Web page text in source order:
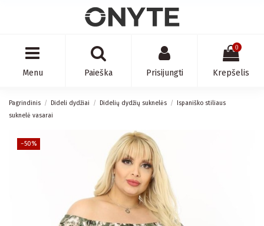
Menu Paieška Prisijungti
0
Krepšelis
Pagrindinis Dideli dydžiai Didelių dydžių suknelės
Ispaniško stiliaus
suknelė vasarai
−50%